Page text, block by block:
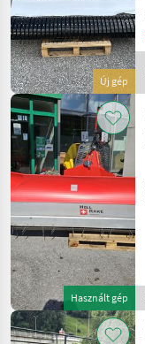
Új gép
Használt gép